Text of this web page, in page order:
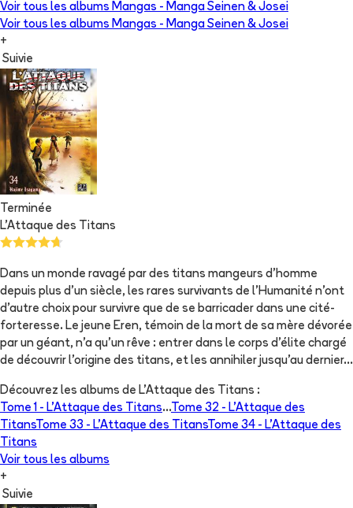
Voir tous les albums Mangas - Manga Seinen & Josei
Voir tous les albums Mangas - Manga Seinen & Josei
+
Suivie
Terminée
L'Attaque des Titans
Dans un monde ravagé par des titans mangeurs d’homme
depuis plus d’un siècle, les rares survivants de l’Humanité n’ont
d’autre choix pour survivre que de se barricader dans une cité-
forteresse. Le jeune Eren, témoin de la mort de sa mère dévorée
par un géant, n’a qu'un rêve : entrer dans le corps d’élite chargé
de découvrir l’origine des titans, et les annihiler jusqu'au dernier…
Découvrez les albums de L'Attaque des Titans :
Tome 1 - L'Attaque des Titans...Tome 32 - L'Attaque des
TitansTome 33 - L'Attaque des TitansTome 34 - L'Attaque des
Titans
Voir tous les albums
+
Suivie